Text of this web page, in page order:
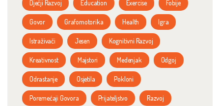
Dječji Razvoj Education Exercise Fobije
Govor Grafomotorika Health Igra
Istraživači Jesen Kognitivni Razvoj
Kreativnost Majstori Medenjak Odgoj
Odrastanje Osjetila Pokloni
Poremećaji Govora Prijateljstvo Razvoj